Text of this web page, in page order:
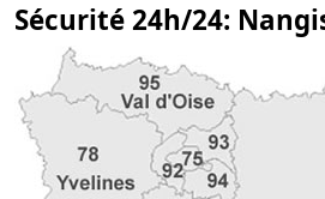
Sécurité 24h/24: